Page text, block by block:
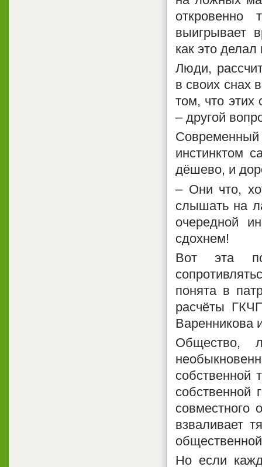
выигрывает
как это
Люди,
в своих снах
том, что этих
– другой
инстинктом
дёшево, и
– Они что,
слышать на
очередной
сдохнем!
Вот эта
понята в
расчёты
Варенникова
Общество,
собственной
собственной
совместного
взваливает
Но если